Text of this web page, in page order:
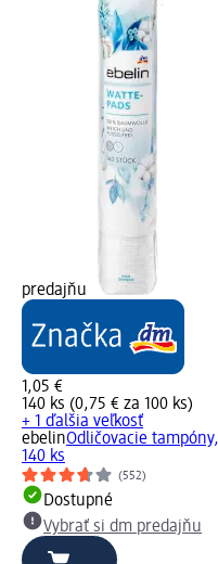
predajňu
1,05 €
140 ks (0,75 € za 100 ks)
+ 1 ďalšia veľkosť
ebelinOdličovacie tampóny,
140 ks
(552)
Dostupné
Vybrať si dm predajňu